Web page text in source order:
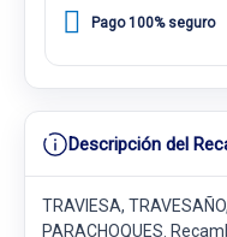
Pago 100% seguro
Descripción del
TRAVIESA,
PARACHOQUES.